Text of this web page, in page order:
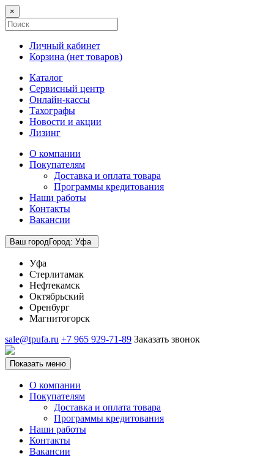
×
Личный кабинет
Корзина (нет товаров)
Каталог
Сервисный центр
Онлайн-кассы
Тахографы
Новости и акции
Лизинг
О компании
Покупателям
Доставка и оплата товара
Программы кредитования
Наши работы
Контакты
Вакансии
Ваш городГород: Уфа
Уфа
Стерлитамак
Нефтекамск
Октябрьский
Оренбург
Магнитогорск
sale@tpufa.ru +7 965 929-71-89 Заказать звонок
Показать меню
О компании
Покупателям
Доставка и оплата товара
Программы кредитования
Наши работы
Контакты
Вакансии